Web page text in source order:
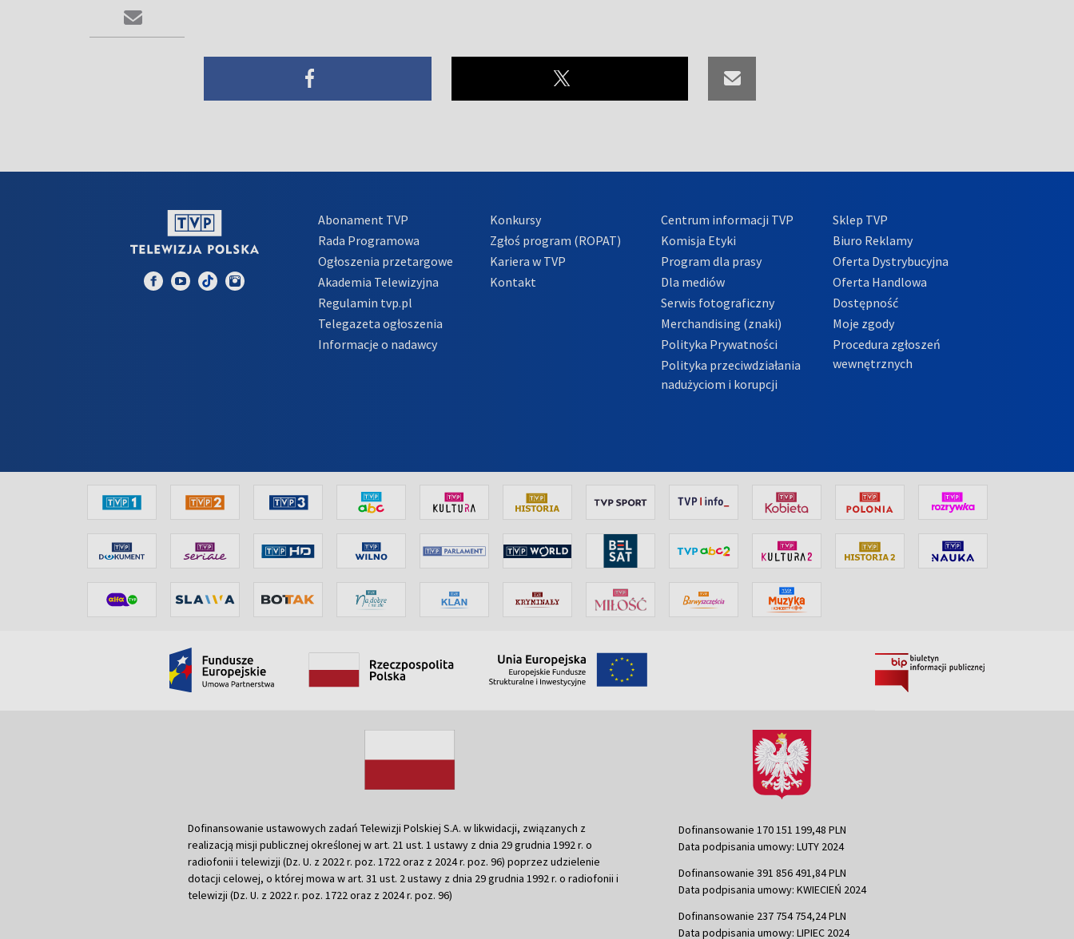
Abonament TVP
Rada Programowa
Ogłoszenia przetargowe
Akademia Telewizyjna
Regulamin tvp.pl
Telegazeta ogłoszenia
Informacje o nadawcy
Konkursy
Zgłoś program (ROPAT)
Kariera w TVP
Kontakt
Centrum informacji TVP
Komisja Etyki
Program dla prasy
Dla mediów
Serwis fotograficzny
Merchandising (znaki)
Polityka Prywatności
Polityka przeciwdziałania
nadużyciom i korupcji
Sklep TVP
Biuro Reklamy
Oferta Dystrybucyjna
Oferta Handlowa
Dostępność
Moje zgody
Procedura zgłoszeń
wewnętrznych
Dofinansowanie ustawowych zadań Telewizji Polskiej S.A. w likwidacji, związanych z
realizacją misji publicznej określonej w art. 21 ust. 1 ustawy z dnia 29 grudnia 1992 r. o
radiofonii i telewizji (Dz. U. z 2022 r. poz. 1722 oraz z 2024 r. poz. 96) poprzez udzielenie
dotacji celowej, o której mowa w art. 31 ust. 2 ustawy z dnia 29 grudnia 1992 r. o radiofonii i
telewizji (Dz. U. z 2022 r. poz. 1722 oraz z 2024 r. poz. 96)
Dofinansowanie 170 151 199,48 PLN
Data podpisania umowy: LUTY 2024
Dofinansowanie 391 856 491,84 PLN
Data podpisania umowy: KWIECIEŃ 2024
Dofinansowanie 237 754 754,24 PLN
Data podpisania umowy: LIPIEC 2024